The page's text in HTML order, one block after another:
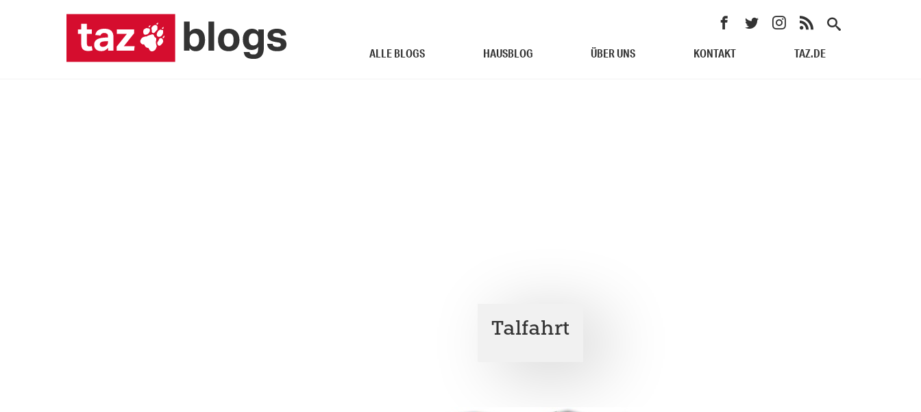
ALLE BLOGS HAUSBLOG ÜBER UNS KONTAKT TAZ.DE
Talfahrt